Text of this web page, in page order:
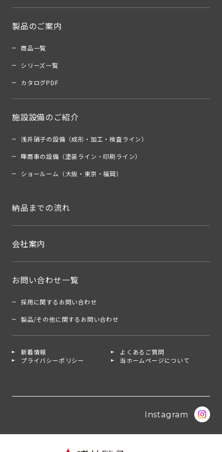
製品のご案内
商品一覧
シリーズ一覧
カタログPDF
施設設備のご紹介
浅井硝子の設備（成形・加工・検査ライン）
暉商事の設備（塗装ライン・印刷ライン）
ショールーム（大阪・東京・福岡）
納品までの流れ
会社案内
お問い合わせ一覧
採用に関するお問い合わせ
製品/その他に関するお問い合わせ
新着情報
よくあるご質問
プライバシーポリシー
当ホームページについて
Instagram